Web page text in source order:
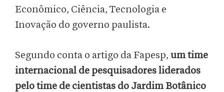
Econômico, Ciência, Tecnologia e
Inovação do governo paulista.
Segundo conta o artigo da Fapesp, um time
internacional de pesquisadores liderados
pelo time de cientistas do Jardim Botânico